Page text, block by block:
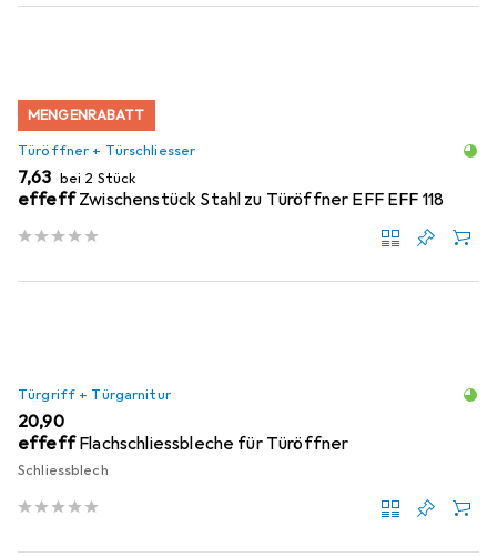
MENGENRABATT
Türöffner + Türschliesser
EUR
7,63 bei 2 Stück
effeff Zwischenstück Stahl zu Türöffner EFF EFF 118
Türgriff + Türgarnitur
EUR
20,90
effeff Flachschliessbleche für Türöffner
Schliessblech